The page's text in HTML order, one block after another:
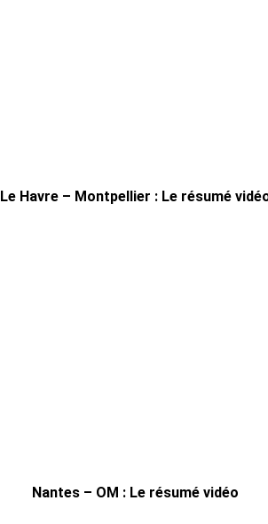
Le Havre – Montpellier : Le résumé
Nantes – OM : Le résumé vidéo